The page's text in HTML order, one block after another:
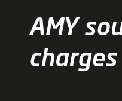
AMY
charges